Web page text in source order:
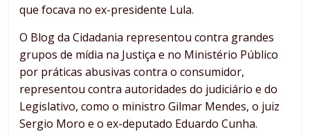
que focava no ex-presidente Lula.
O Blog da Cidadania representou contra grandes
grupos de mídia na Justiça e no Ministério Público
por práticas abusivas contra o consumidor,
representou contra autoridades do judiciário e do
Legislativo, como o ministro Gilmar Mendes, o juiz
Sergio Moro e o ex-deputado Eduardo Cunha.